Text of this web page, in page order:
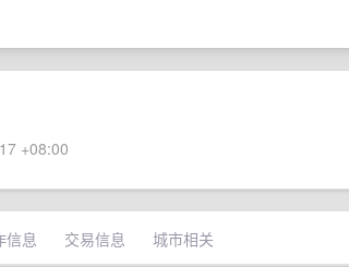
+08:00
信息 交易信息 城市相关